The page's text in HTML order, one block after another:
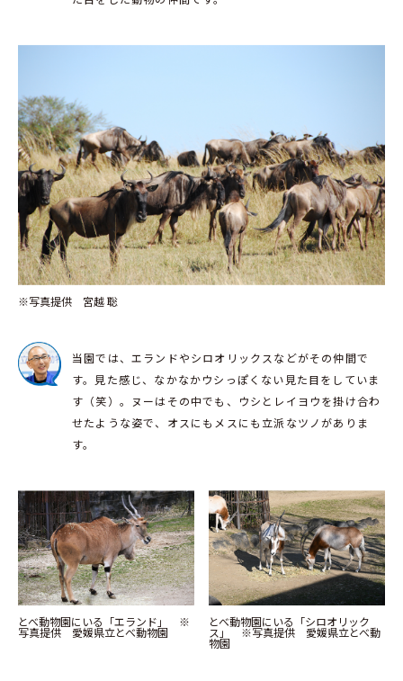
※写真提供 宮越 聡
当園では、エランドやシロオリックスなどがその仲間で
す。見た感じ、なかなかウシっぽくない見た目をしていま
す（笑）。ヌーはその中でも、ウシとレイヨウを掛け合わ
せたような姿で、オスにもメスにも立派なツノがありま
す。
とべ動物園にいる「エランド」 ※
写真提供 愛媛県立とべ動物園
とべ動物園にいる「シロオリック
ス」 ※写真提供 愛媛県立とべ動
物園